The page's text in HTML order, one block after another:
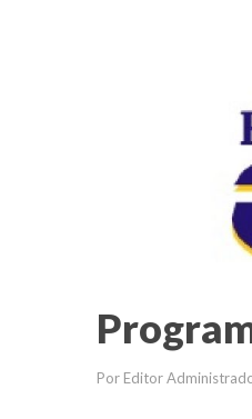
Por Editor